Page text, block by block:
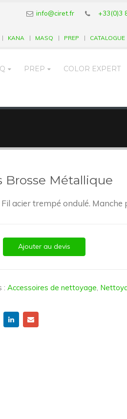
info@ciret.fr +33(0)3
KANA MASQ PREP CATALOGUE
PREP COLOR EXPERT
Brosse Métallique
Fil acier trempé ondulé.
Ajouter au devis
: Accessoires de nettoyage,